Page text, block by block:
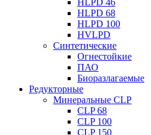
HLPD 46
HLPD 68
HLPD 100
HVLPD
Синтетические
Огнестойкие
ПАО
Биоразлагаемые
Редукторные
Минеральные CLP
CLP 68
CLP 100
CLP 150